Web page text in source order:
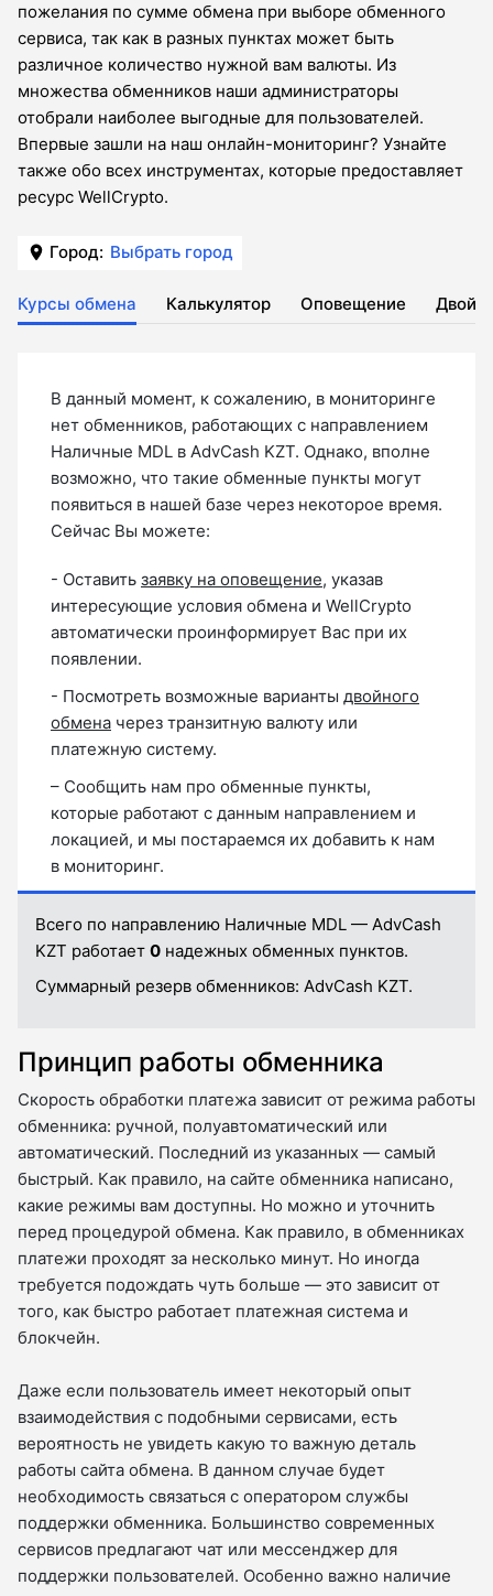
пожелания по сумме обмена при выборе обменного
сервиса, так как в разных пунктах может быть
различное количество нужной вам валюты. Из
множества обменников наши администраторы
отобрали наиболее выгодные для пользователей.
Впервые зашли на наш онлайн-мониторинг? Узнайте
также обо всех инструментах, которые предоставляет
ресурс WellCrypto.
Город: Выбрать город
Курсы обмена Калькулятор Оповещение
В данный момент, к сожалению, в мониторинге
нет обменников, работающих с направлением
Наличные MDL в AdvCash KZT. Однако, вполне
возможно, что такие обменные пункты могут
появиться в нашей базе через некоторое время.
Сейчас Вы можете:
- Оставить заявку на оповещение, указав
интересующие условия обмена и WellCrypto
автоматически проинформирует Вас при их
появлении.
- Посмотреть возможные варианты двойного
обмена через транзитную валюту или
платежную систему.
– Сообщить нам про обменные пункты,
которые работают с данным направлением и
локацией, и мы постараемся их добавить к нам
в мониторинг.
Всего по направлению Наличные MDL — AdvCash
KZT работает 0 надежных обменных пунктов.
Суммарный резерв обменников: AdvCash KZT.
Принцип работы обменника
Скорость обработки платежа зависит от режима работы
обменника: ручной, полуавтоматический или
автоматический. Последний из указанных — самый
быстрый. Как правило, на сайте обменника написано,
какие режимы вам доступны. Но можно и уточнить
перед процедурой обмена. Как правило, в обменниках
платежи проходят за несколько минут. Но иногда
требуется подождать чуть больше — это зависит от
того, как быстро работает платежная система и
блокчейн.
Даже если пользователь имеет некоторый опыт
взаимодействия с подобными сервисами, есть
вероятность не увидеть какую то важную деталь
работы сайта обмена. В данном случае будет
необходимость связаться с оператором службы
поддержки обменника. Большинство современных
сервисов предлагают чат или мессенджер для
поддержки пользователей. Особенно важно наличие